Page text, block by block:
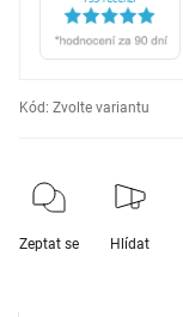
Kód: Zvolte variantu
Zeptat se Hlídat